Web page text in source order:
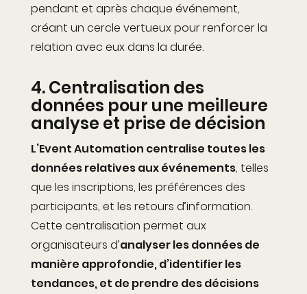
pendant et après chaque événement,
créant un cercle vertueux pour renforcer la
relation avec eux dans la durée.
4.Centralisation des
données pour une meilleure
analyse et prise de décision
L’EventAutomation centralise toutes les
données relatives aux événements, telles
que les inscriptions, les préférences des
participants, et les retours d’information.
Cette centralisation permet aux
organisateurs d’analyserles données de
manière approfondie, d’identifier les
tendances, et de prendre des décisions